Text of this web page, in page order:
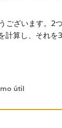
útil